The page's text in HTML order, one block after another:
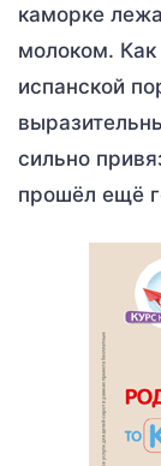
каморке
молоком. Как
испанской
сильно
прошёл ещё